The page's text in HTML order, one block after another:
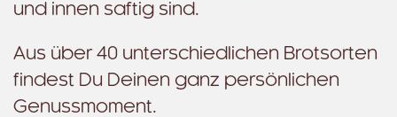
und innen saftig sind.
Aus über 40 unterschiedlichen Brotsorten
findest Du Deinen ganz persönlichen
Genussmoment.